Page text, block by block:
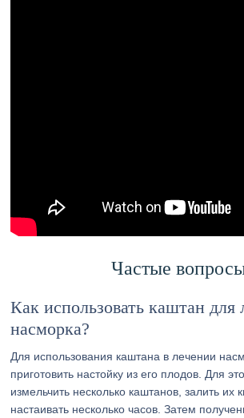
Частые
Как использовать каштан для
насморка?
Для использования каштана в лечении
приготовить настойку из его плодов. Для
измельчить несколько каштанов, залить их
настаивать несколько часов. Затем